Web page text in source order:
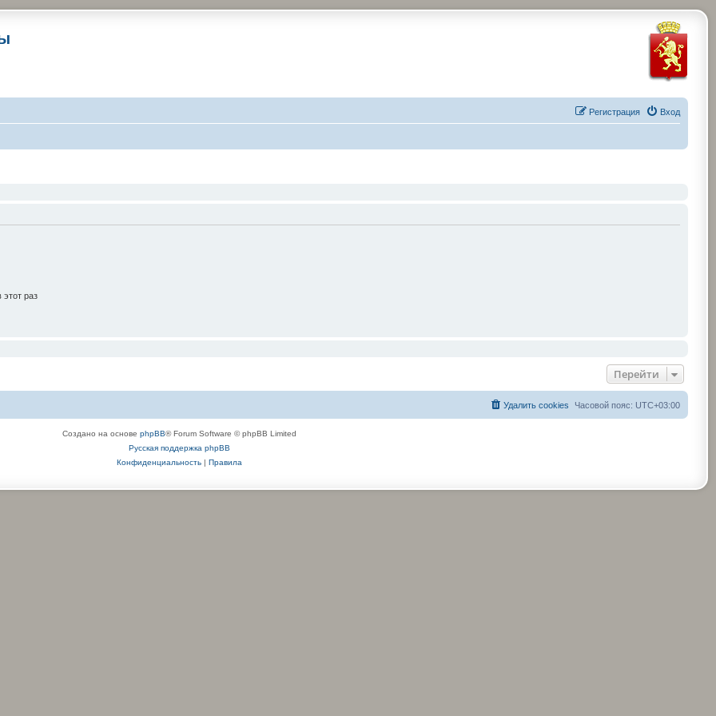
Вход
Регистрация
раз
Перейти
Часовой пояс: UTC+03:00
Удалить cookies
Создано на основе phpBB® Forum Software © phpBB Limited
Русская поддержка phpBB
Конфиденциальность| Правила